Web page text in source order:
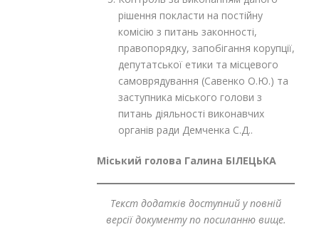
рішення покласти на постійну
комісію з питань законності,
правопорядку, запобігання корупції,
депутатської етики та місцевого
самоврядування (Савенко О.Ю.) та
заступника міського голови з
питань діяльності виконавчих
органів ради Демченка С.Д..
Міський голова Галина БІЛЕЦЬКА
Текст додатків доступний у повній
версії документу по посиланню вище.